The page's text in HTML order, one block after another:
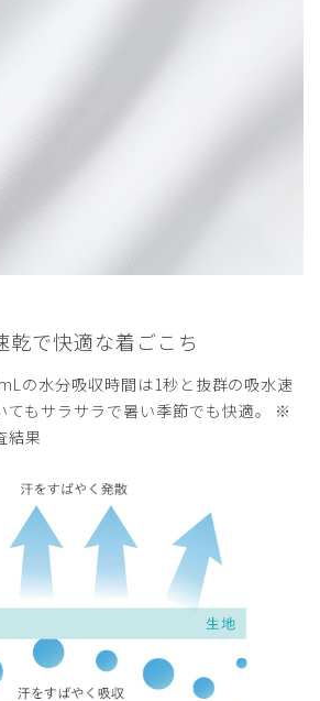
乾で快適な着ごこち
の水分吸収時間は1秒と抜群の吸水速
てもサラサラで暑い季節でも快適。 ※
結果